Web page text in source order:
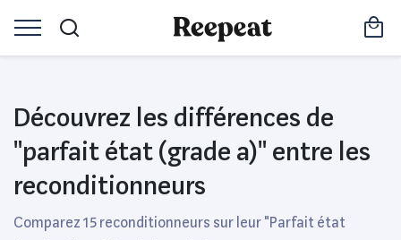
Découvrez les différences de
"parfait état (grade a)" entre les
reconditionneurs
Comparez 15 reconditionneurs sur leur "Parfait état